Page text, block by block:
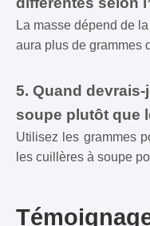
La masse dépend de
aura plus de grammes
5. Quand
soupe plutôt que
Utilisez les grammes
les cuillères à soupe